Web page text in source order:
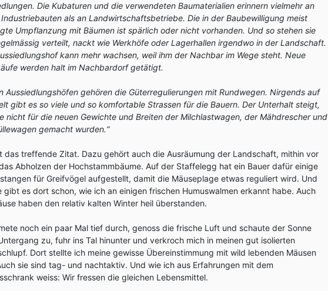
Die Kubaturen und die verwendeten Baumaterialien erinnern vielmehr an
als an Landwirtschaftsbetriebe. Die in der Baubewilligung meist
Umpflanzung mit Bäumen ist spärlich oder nicht vorhanden. Und so stehen sie
verteilt, nackt wie Werkhöfe oder Lagerhallen irgendwo in der Landschaft.
kann mehr wachsen, weil ihm der Nachbar im Wege steht. Neue
werden halt im Nachbardorf getätigt.
Aussiedlungshöfen gehören die Güterregulierungen mit Rundwegen. Nirgends auf
gibt es so viele und so komfortable Strassen für die Bauern. Der Unterhalt steigt,
nicht für die neuen Gewichte und Breiten der Milchlastwagen, der Mähdrescher und
gemacht wurden.“
das treffende Zitat. Dazu gehört auch die Ausräumung der Landschaft, mithin vor
Abholzen der Hochstammbäume. Auf der Staffelegg hat ein Bauer dafür einige
für Greifvögel aufgestellt, damit die Mäuseplage etwas reguliert wird. Und
gibt es dort schon, wie ich an einigen frischen Humuswalmen erkannt habe. Auch
haben den relativ kalten Winter heil überstanden.
noch ein paar Mal tief durch, genoss die frische Luft und schaute der Sonne
zu, fuhr ins Tal hinunter und verkroch mich in meinen gut isolierten
Dort stellte ich meine gewisse Übereinstimmung mit wild lebenden Mäusen
sie sind tag- und nachtaktiv. Und wie ich aus Erfahrungen mit dem
weiss: Wir fressen die gleichen Lebensmittel.